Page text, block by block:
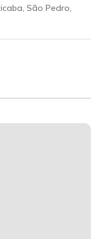
São Pedro,